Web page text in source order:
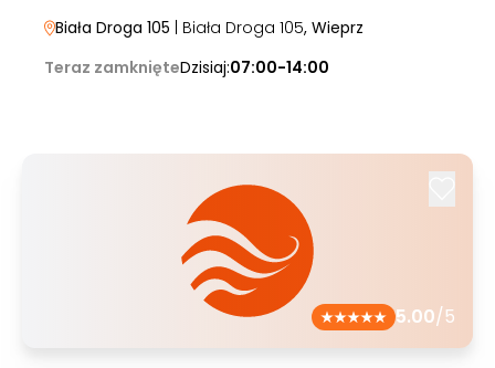
Biała Droga 105 | Biała Droga 105, Wieprz
Teraz zamknięteDzisiaj:07:00-14:00
5.00/5